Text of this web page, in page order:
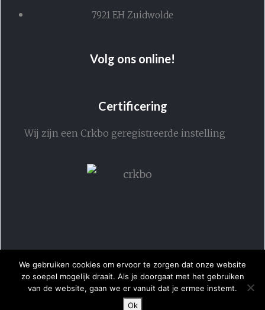
7921 EH Zuidwolde
Volg ons online!
Certificering
Wij zijn een Crkbo geregistreerde instelling
We gebruiken cookies om ervoor te zorgen dat onze website
zo soepel mogelijk draait. Als je doorgaat met het gebruiken
van de website, gaan we er vanuit dat je ermee instemt.
Ok